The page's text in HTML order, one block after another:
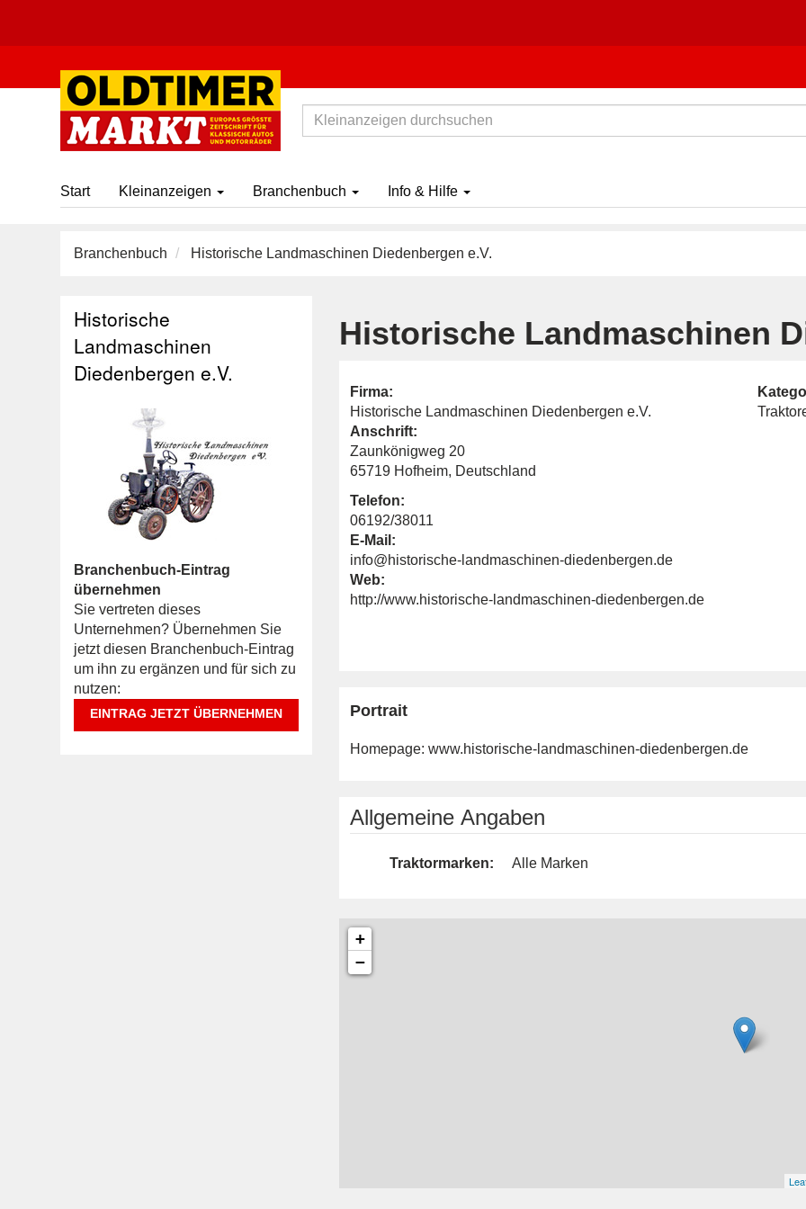
Start Kleinanzeigen Branchenbuch Info & Hilfe
Branchenbuch Historische Landmaschinen Diedenbergen e.V.
Historische Landmaschinen
Firma:
Historische Landmaschinen Diedenbergen e.V.
Anschrift:
Zaunkönigweg 20
65719 Hofheim, Deutschland
Telefon:
06192/38011
E-Mail:
info@historische-landmaschinen-diedenbergen.de
Web:
http://www.historische-landmaschinen-diedenbergen.de
Portrait
Homepage: www.historische-landmaschinen-diedenbergen.de
Allgemeine Angaben
Traktormarken: Alle Marken
+
−
Historische
Landmaschinen
Diedenbergen e.V.
Branchenbuch-Eintrag
übernehmen
Sie vertreten dieses
Unternehmen? Übernehmen Sie
jetzt diesen Branchenbuch-Eintrag
um ihn zu ergänzen und für sich zu
nutzen:
EINTRAG JETZT ÜBERNEHMEN